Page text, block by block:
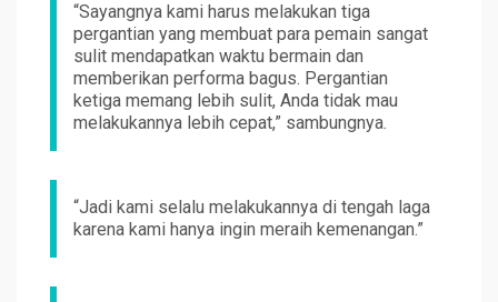
“Sayangnya kami harus melakukan tiga
pergantian yang membuat para pemain sangat
sulit mendapatkan waktu bermain dan
memberikan performa bagus. Pergantian
ketiga memang lebih sulit, Anda tidak mau
melakukannya lebih cepat,” sambungnya.
“Jadi kami selalu melakukannya di tengah laga
karena kami hanya ingin meraih kemenangan.”